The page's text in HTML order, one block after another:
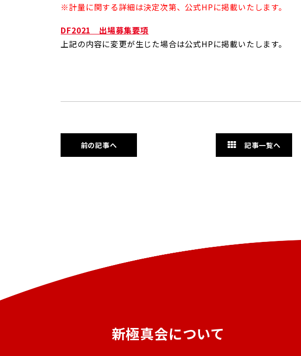
※計量に関する詳細は決定次第、公式HPに掲載いたします。
DF2021 出場募集要項
上記の内容に変更が生じた場合は公式HPに掲載いたします。
前の記事へ 記事一覧へ
新極真会について